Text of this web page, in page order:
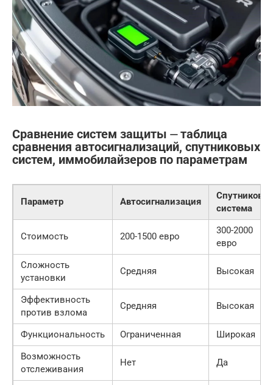
Сравнение систем защиты ⏤ таблица
сравнения автосигнализаций, спутниковых
систем, иммобилайзеров по параметрам
Параметр Автосигнализация
Спутниковая
система
Стоимость 200-1500 евро
300-2000
евро
Сложность
установки
Средняя Высокая
Эффективность
против взлома
Средняя Высокая
Функциональность Ограниченная
Широкая
Возможность
отслеживания
Нет Да